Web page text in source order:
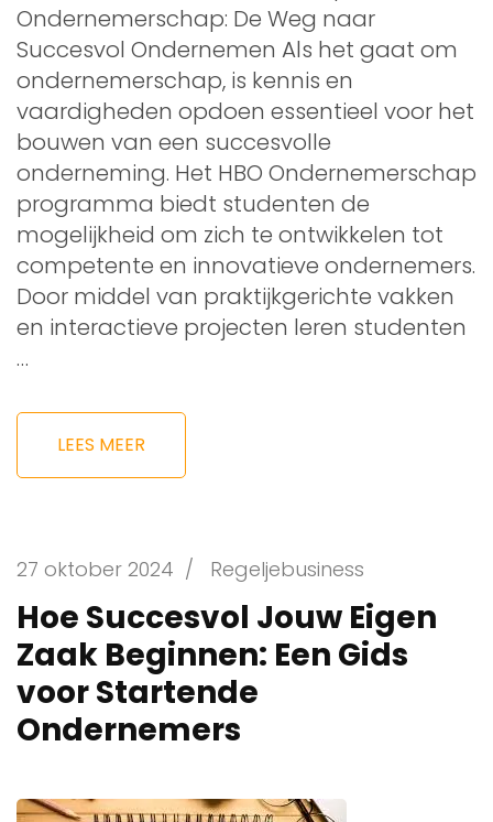
Ondernemerschap: De Weg naar
Succesvol Ondernemen Als het gaat om
ondernemerschap, is kennis en
vaardigheden opdoen essentieel voor het
bouwen van een succesvolle
onderneming. Het HBO Ondernemerschap
programma biedt studenten de
mogelijkheid om zich te ontwikkelen tot
competente en innovatieve ondernemers.
Door middel van praktijkgerichte vakken
en interactieve projecten leren studenten
…
LEES MEER
27 oktober 2024 / Regeljebusiness
Hoe Succesvol Jouw Eigen
Zaak Beginnen: Een Gids
voor Startende
Ondernemers